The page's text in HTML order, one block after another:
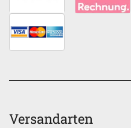
Versandarten